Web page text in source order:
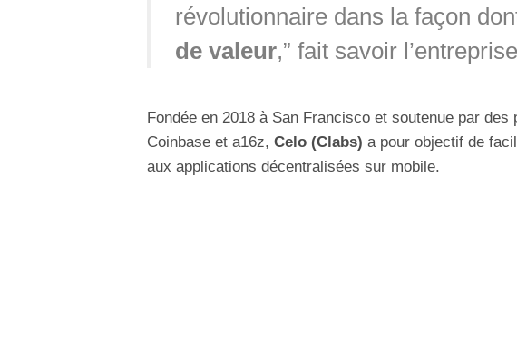
révolutionnaire dans la façon
de valeur,” fait savoir
Fondée en 2018 à San Francisco et soutenue par des
Coinbase et a16z, Celo (Clabs) a pour objectif de
aux applications décentralisées sur mobile.